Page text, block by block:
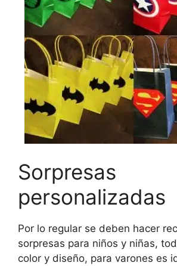
Sorpresas
personalizadas
Por lo regular se deben hacer
sorpresas para niños y niñas,
color y diseño, para varones es